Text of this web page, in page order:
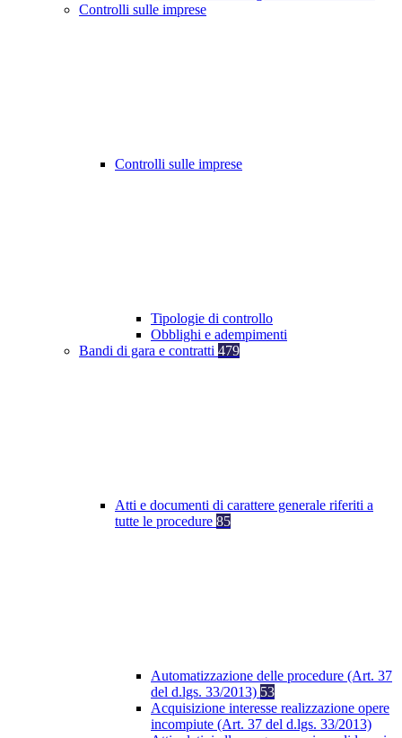
Controlli sulle imprese
Controlli sulle imprese
Tipologie di controllo
Obblighi e adempimenti
Bandi di gara e contratti 479
Atti e documenti di carattere generale riferiti a
tutte le procedure 85
Automatizzazione delle procedure (Art. 37
del d.lgs. 33/2013) 53
Acquisizione interesse realizzazione opere
incompiute (Art. 37 del d.lgs. 33/2013)